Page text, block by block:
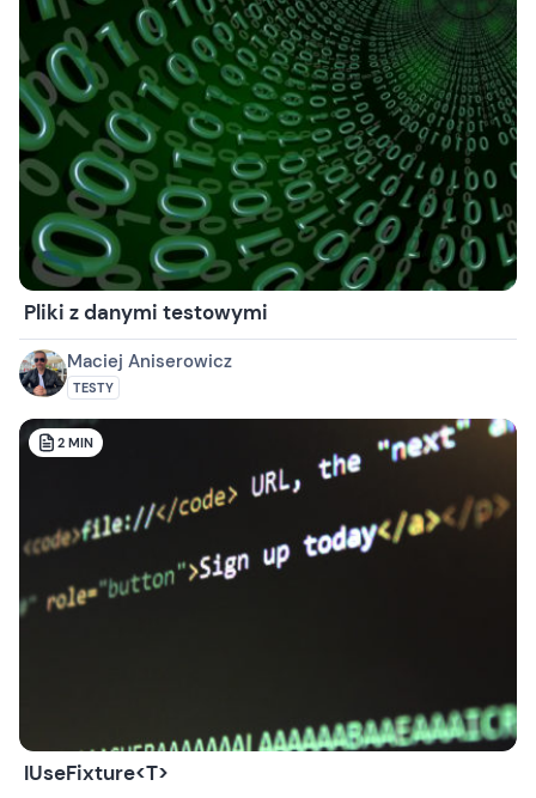
Pliki z danymi testowymi
Maciej Aniserowicz
TESTY
2 MIN
IUseFixture<T>